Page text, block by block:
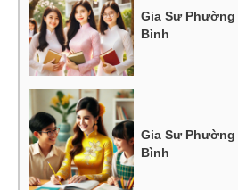
Gia Sư Phường
Bình
Gia Sư
Bình